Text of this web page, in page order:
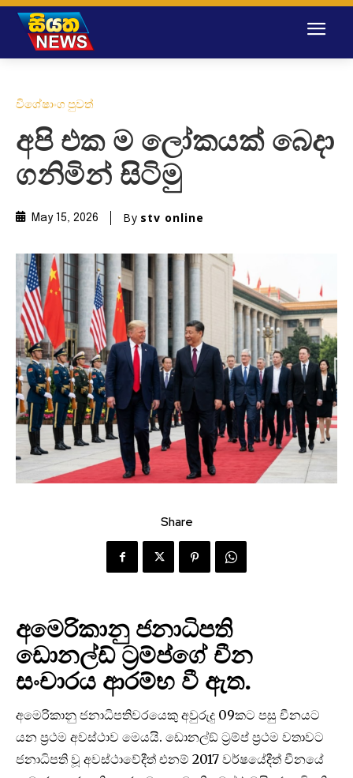
විශේෂාංග පුවත්
අපි එක ම ලෝකයක් බෙදා
ගනිමින් සිටිමු
May 15, 2026 By stv online
Share
අමෙරිකානු ජනාධිපති
ඩොනල්ඩ් ට්‍රම්ප්ගේ චීන
සංචාරය ආරම්භ වී ඇත.
අමෙරිකානු ජනාධිපතිවරයෙකු අවුරුදු 09කට පසු චීනයට
යන ප්‍රථම අවස්ථාව මෙයයි. ඩොනල්ඞ් ට්‍රම්ප් ප්‍රථම වතාවට
ජනාධිපති වූ අවස්ථාවේදීත් එනම් 2017 වර්ෂයේදීත් චීනයේ